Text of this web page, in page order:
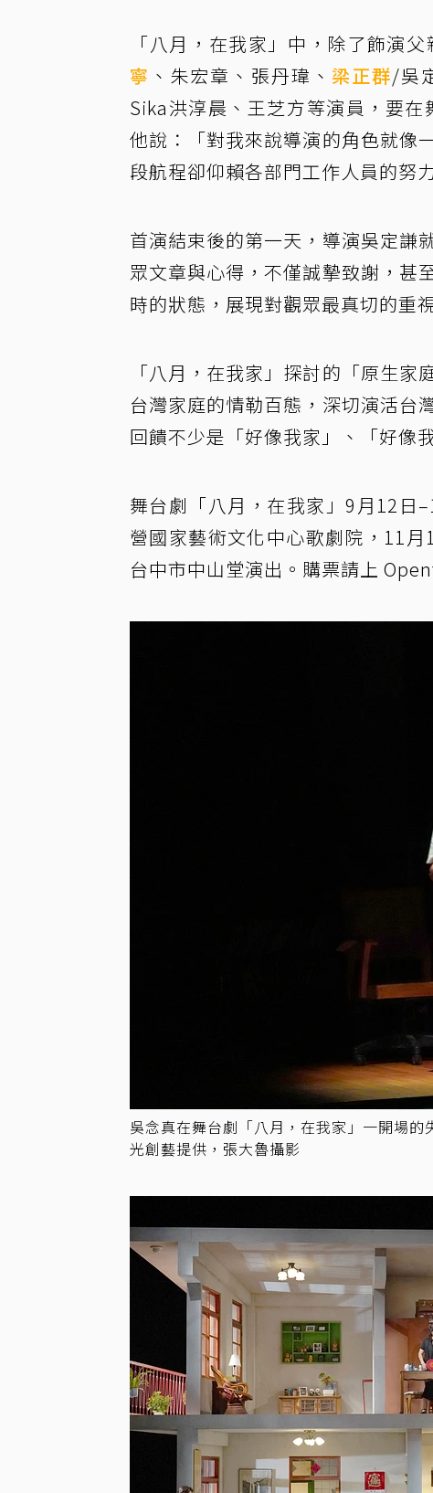
「八月，在我家」中，除了飾演
寧 、朱宏章、張丹瑋、 梁正群/吳
Sika洪淳晨、王芝方等演員，要
他說：「對我來說導演的角色就像
段航程卻仰賴各部門工作人員的努
首演結束後的第一天，導演吳定謙
眾文章與心得，不僅誠摯致謝，甚
時的狀態，展現對觀眾最真切的重
「八月，在我家」探討的「原生
台灣家庭的情勒百態，深切演活台
回饋不少是「好像我家」、「好像
舞台劇「八月，在我家」9月12日
營國家藝術文化中心歌劇院，11
台中市中山堂演出。購票請上
吳念真在舞台劇「八月，在我家」一開場
光創藝提供，張大魯攝影